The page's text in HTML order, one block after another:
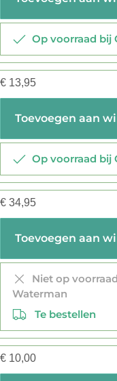
Op voorraad bij
€ 13,95
Op voorraad bij
€ 34,95
Niet op
Waterman
Te bestellen
€ 10,00